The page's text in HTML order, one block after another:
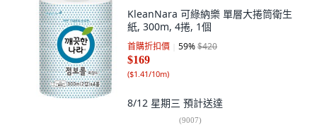
KleanNara 可綠納樂 單層大捲筒衛生
紙, 300m, 4捲, 1個
首購折扣價 59%$420
$169
($1.41/10m)
8/12 星期三 預計送達
(9007)